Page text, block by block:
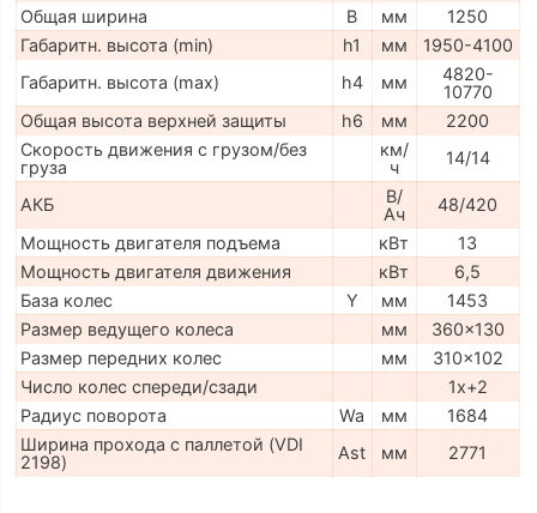
Общая ширина
B мм
1250
Габаритн. высота (min)
h1 мм
1950-4100
Габаритн. высота (max)
h4 мм
4820-
10770
Общая высота верхней защиты
h6 мм
2200
Скорость движения с грузом/без
груза
км/
ч
14/14
АКБ
В/
Ач
48/420
Мощность двигателя подъема
кВт
13
Мощность двигателя движения
кВт
6,5
База колес
Y мм
1453
Размер ведущего колеса
мм
360x130
Размер передних колес
мм
310x102
Число колес спереди/сзади
1x+2
Радиус поворота
Wa мм
1684
Ширина прохода с паллетой (VDI
2198)
Ast мм 2771